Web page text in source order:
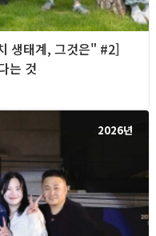
생태계, 그것은" #2]
는 것
2026년